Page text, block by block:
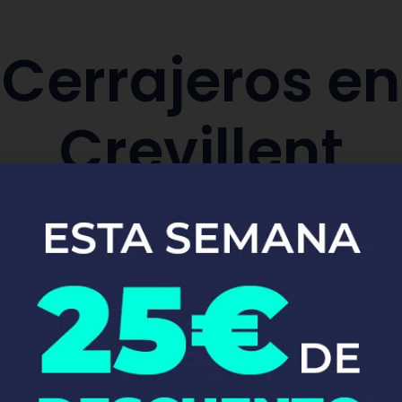
Cerrajeros en
Crevillent
y sustitución de cerraduras de
Pide tu presupuesto ya